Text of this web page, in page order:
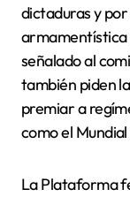
dictaduras y
armamentística
señalado al
también piden
premiar a
como el
La Plataforma